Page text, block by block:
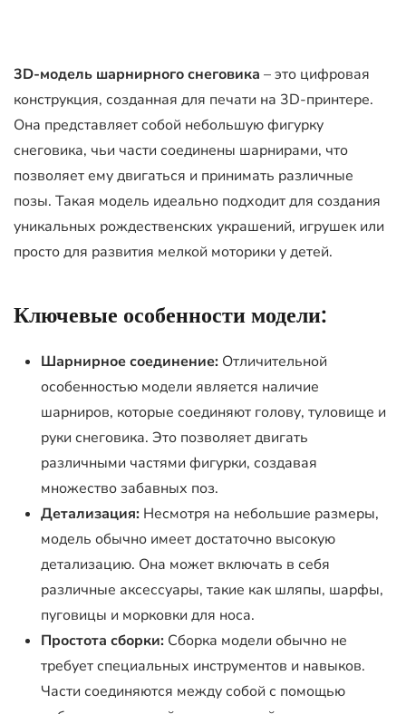
3D-модель шарнирного снеговика – это цифровая
конструкция, созданная для печати на 3D-принтере.
Она представляет собой небольшую фигурку
снеговика, чьи части соединены шарнирами, что
позволяет ему двигаться и принимать различные
позы. Такая модель идеально подходит для создания
уникальных рождественских украшений, игрушек или
просто для развития мелкой моторики у детей.
Ключевые особенности модели:
Шарнирное соединение: Отличительной
особенностью модели является наличие
шарниров, которые соединяют голову, туловище и
руки снеговика. Это позволяет двигать
различными частями фигурки, создавая
множество забавных поз.
Детализация: Несмотря на небольшие размеры,
модель обычно имеет достаточно высокую
детализацию. Она может включать в себя
различные аксессуары, такие как шляпы, шарфы,
пуговицы и морковки для носа.
Простота сборки: Сборка модели обычно не
требует специальных инструментов и навыков.
Части соединяются между собой с помощью